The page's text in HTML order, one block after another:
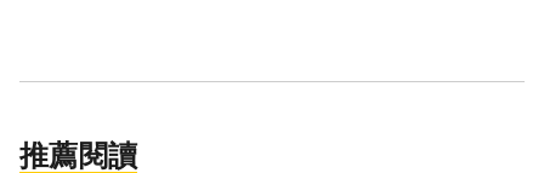
推薦閱讀